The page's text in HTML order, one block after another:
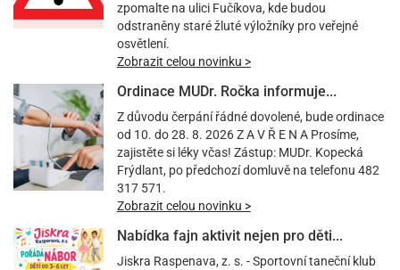
zpomalte na ulici Fučíkova, kde budou
odstraněny staré žluté výložníky pro veřejné
osvětlení.
Zobrazit celou novinku >
Ordinace MUDr. Ročka informuje...
Z důvodu čerpání řádné dovolené, bude ordinace
od 10. do 28. 8. 2026 Z A V Ř E N A Prosíme,
zajistěte si léky včas! Zástup: MUDr. Kopecká
Frýdlant, po předchozí domluvě na telefonu 482
317 571.
Zobrazit celou novinku >
Nabídka fajn aktivit nejen pro děti...
Jiskra Raspenava, z. s. - Sportovní taneční klub